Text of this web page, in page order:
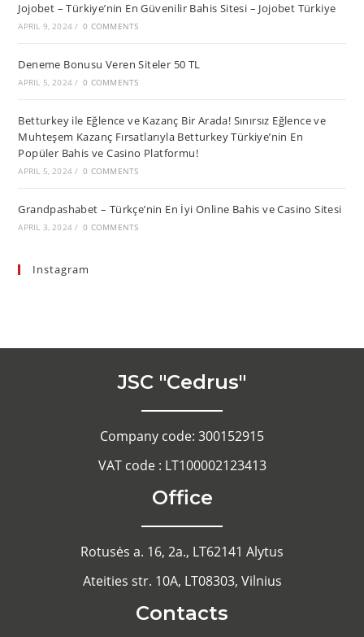
Jojobet – Türkiye’nin En Güvenilir Bahis Sitesi – Jojobet Türkiye
APRIL 9, 2024 / 0 COMMENTS
Deneme Bonusu Veren Siteler 50 TL
APRIL 5, 2024 / 0 COMMENTS
Betturkey ile Eğlence ve Kazanç Bir Arada! Sınırsız Eğlence ve
Muhteşem Kazanç Fırsatlarıyla Betturkey Türkiye’nin En
Popüler Bahis ve Casino Platformu!
APRIL 5, 2024 / 0 COMMENTS
Grandpashabet – Türkçe’nin En İyi Online Bahis ve Casino Sitesi
APRIL 3, 2024 / 0 COMMENTS
Instagram
JSC "Cedrus"
Company code: 300152915
VAT code : LT100002123413
Office
Rotusės a. 16, 2a., LT62141 Alytus
Ateities str. 10A, LT08303, Vilnius
Contacts